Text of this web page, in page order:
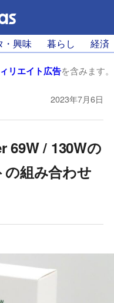
・興味 暮らし 経済
リエイト広告を含みます。
2023年7月6日
69W / 130Wの
の組み合わせ